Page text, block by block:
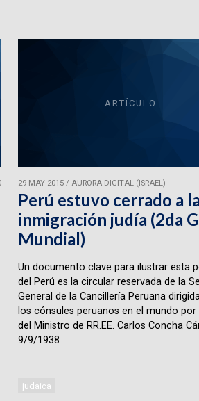
ARTÍCULO
29 MAY 2015/ AURORA DIGITAL (ISRAEL)
Perú estuvo cerrado a la
inmigración judía (2da
Mundial)
Un documento clave para ilustrar esta
del Perú es la circular reservada de la
General de la Cancillería Peruana
los cónsules peruanos en el mundo
del Ministro de RR.EE. Carlos Concha
9/9/1938
judaica